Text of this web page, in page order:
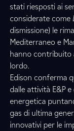
stati riesposti ai
considerate come
dismissione) le
Mediterraneo e
hanno contribuito
lordo.
Edison conferma
dalle attività E&P
energetica
gas di ultima
innovativi per le